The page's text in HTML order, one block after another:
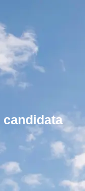
candidata